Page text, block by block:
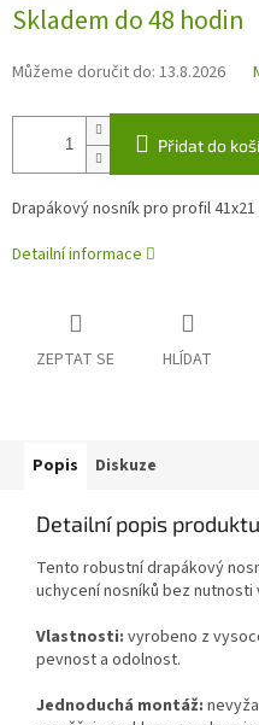
cena:
Skladem do 48 hodin
Můžeme doručit do: 13.8.2026
Přidat do
Drapákový nosník pro profil 41x21
Detailní informace
ZEPTAT SE HLÍDAT
Popis Diskuze
Detailní popis produktu
Tento robustní drapákový
uchycení nosníků bez
Vlastnosti: vyrobeno z
pevnost a odolnost.
Jednoduchá montáž: